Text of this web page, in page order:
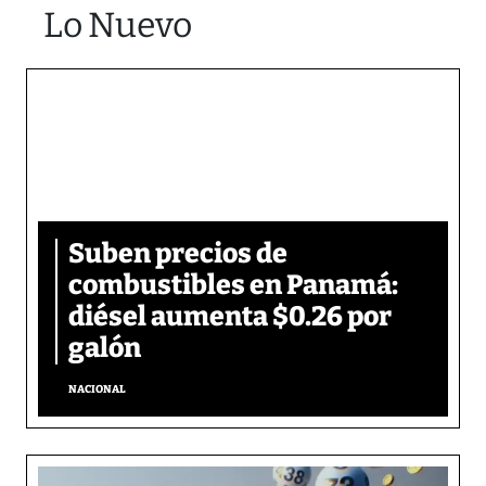
Lo Nuevo
Suben precios de
combustibles en Panamá:
diésel aumenta $0.26 por
galón
NACIONAL